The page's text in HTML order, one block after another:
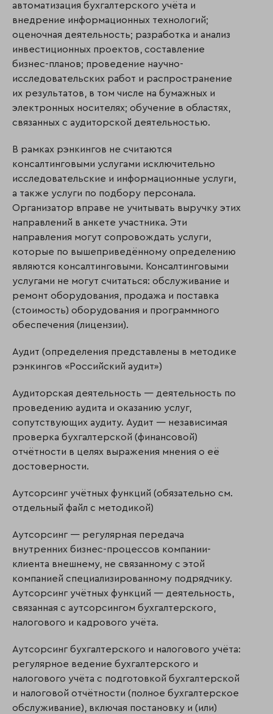
автоматизация бухгалтерского учёта и
внедрение информационных технологий;
оценочная деятельность; разработка и анализ
инвестиционных проектов, составление
бизнес-планов; проведение научно-
исследовательских работ и распространение
их результатов, в том числе на бумажных и
электронных носителях; обучение в областях,
связанных с аудиторской деятельностью.
В рамках рэнкингов не считаются
консалтинговыми услугами исключительно
исследовательские и информационные услуги,
а также услуги по подбору персонала.
Организатор вправе не учитывать выручку этих
направлений в анкете участника. Эти
направления могут сопровождать услуги,
которые по вышеприведённому определению
являются консалтинговыми. Консалтинговыми
услугами не могут считаться: обслуживание и
ремонт оборудования, продажа и поставка
(стоимость) оборудования и программного
обеспечения (лицензии).
Аудит (определения представлены в методике
рэнкингов «Российский аудит»)
Аудиторская деятельность — деятельность по
проведению аудита и оказанию услуг,
сопутствующих аудиту. Аудит — независимая
проверка бухгалтерской (финансовой)
отчётности в целях выражения мнения о её
достоверности.
Аутсорсинг учётных функций (обязательно см.
отдельный файл с методикой)
Аутсорсинг — регулярная передача
внутренних бизнес-процессов компании-
клиента внешнему, не связанному с этой
компанией специализированному подрядчику.
Аутсорсинг учётных функций — деятельность,
связанная с аутсорсингом бухгалтерского,
налогового и кадрового учёта.
Аутсорсинг бухгалтерского и налогового учёта:
регулярное ведение бухгалтерского и
налогового учёта с подготовкой бухгалтерской
и налоговой отчётности (полное бухгалтерское
обслуживание), включая постановку и (или)